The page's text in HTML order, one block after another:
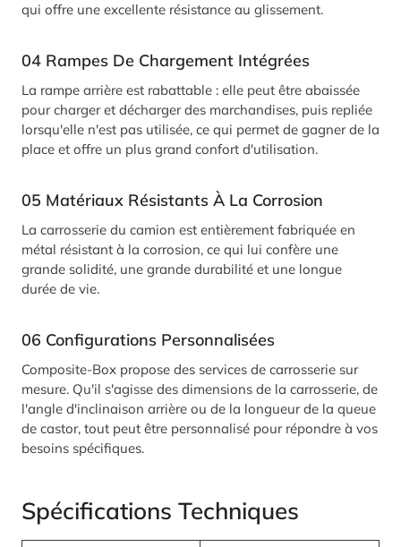
qui offre une excellente résistance au glissement.
04 Rampes De Chargement Intégrées
La rampe arrière est rabattable : elle peut être abaissée
pour charger et décharger des marchandises, puis repliée
lorsqu'elle n'est pas utilisée, ce qui permet de gagner de la
place et offre un plus grand confort d'utilisation.
05 Matériaux Résistants À La Corrosion
La carrosserie du camion est entièrement fabriquée en
métal résistant à la corrosion, ce qui lui confère une
grande solidité, une grande durabilité et une longue
durée de vie.
06 Configurations Personnalisées
Composite-Box propose des services de carrosserie sur
mesure. Qu'il s'agisse des dimensions de la carrosserie, de
l'angle d'inclinaison arrière ou de la longueur de la queue
de castor, tout peut être personnalisé pour répondre à vos
besoins spécifiques.
Spécifications Techniques